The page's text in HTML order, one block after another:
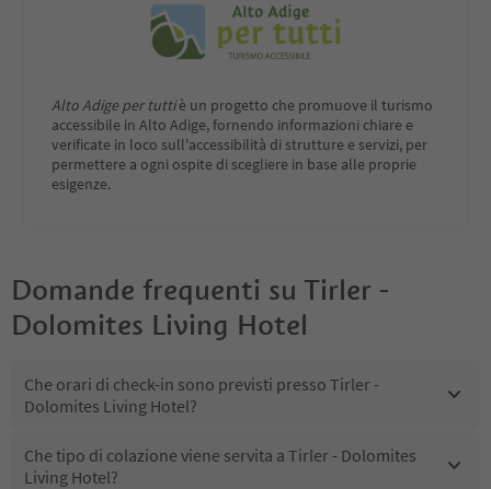
Alto Adige per tuttiè un progetto che promuove il turismo
accessibile in Alto Adige, fornendo informazioni chiare e
verificate in loco sull'accessibilità di strutture e servizi, per
permettere a ogni ospite di scegliere in base alle proprie
esigenze.
Domande frequenti su Tirler -
Dolomites Living Hotel
Che orari di check-in sono previsti presso Tirler -
Dolomites Living Hotel?
Che tipo di colazione viene servita a Tirler - Dolomites
Living Hotel?